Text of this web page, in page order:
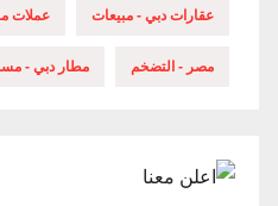
عقارات دبي - مبيعات عملات
مصر - التضخم مطار دبي -